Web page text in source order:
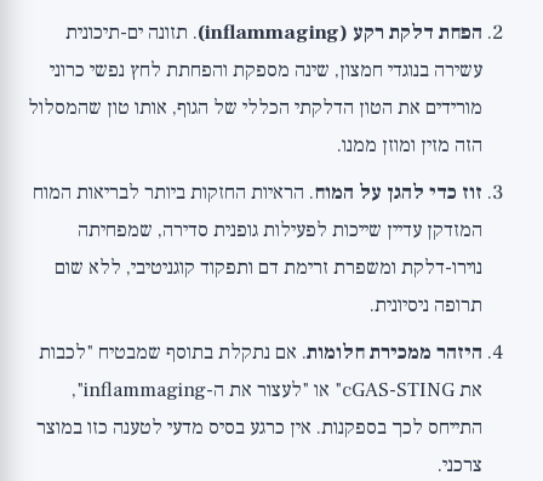
הפחת דלקת רקע (inflammaging)
. תזונה ים-תיכונית
עשירה בנוגדי חמצון, שינה מספקת והפחתת לחץ נפשי כרוני
מורידים את הטון הדלקתי הכללי של הגוף, אותו טון שהמסלול
הזה מזין ומוזן ממנו.
זוז כדי להגן על המוח. הראיות החזקות ביותר לבריאות המוח
המזדקן עדיין שייכות לפעילות גופנית סדירה, שמפחיתה
נוירו-דלקת ומשפרת זרימת דם ותפקוד קוגניטיבי, ללא שום
תרופה ניסיונית.
היזהר ממכירת חלומות. אם נתקלת בתוסף שמבטיח "לכבות
את cGAS-STING" או "לעצור את ה-inflammaging",
התייחס לכך בספקנות. אין כרגע בסיס מדעי לטענה כזו במוצר
צרכני.